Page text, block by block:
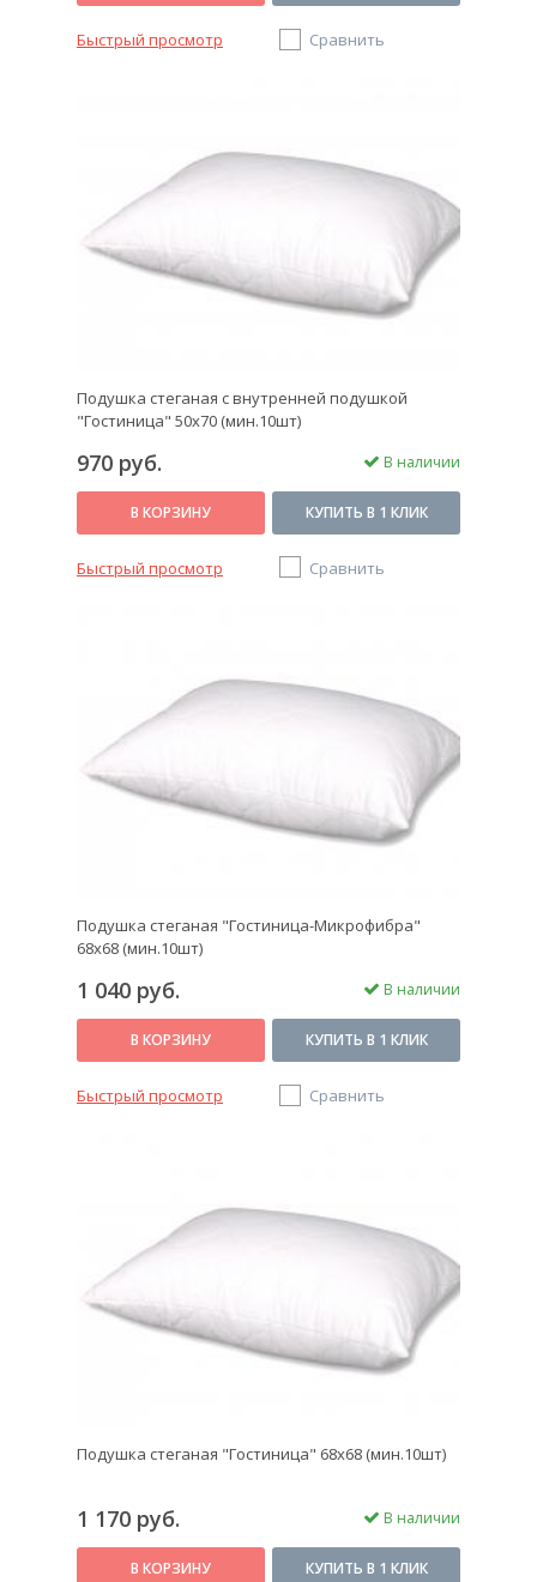
Быстрый просмотр Сравнить
Подушка стеганая с внутренней подушкой
"Гостиница" 50х70 (мин.10шт)
970 руб. В наличии
В КОРЗИНУ КУПИТЬ В 1 КЛИК
Быстрый просмотр Сравнить
Подушка стеганая "Гостиница-Микрофибра"
68х68 (мин.10шт)
1 040 руб. В наличии
В КОРЗИНУ КУПИТЬ В 1 КЛИК
Быстрый просмотр Сравнить
Подушка стеганая "Гостиница" 68х68 (мин.10шт)
1 170 руб. В наличии
В КОРЗИНУ КУПИТЬ В 1 КЛИК